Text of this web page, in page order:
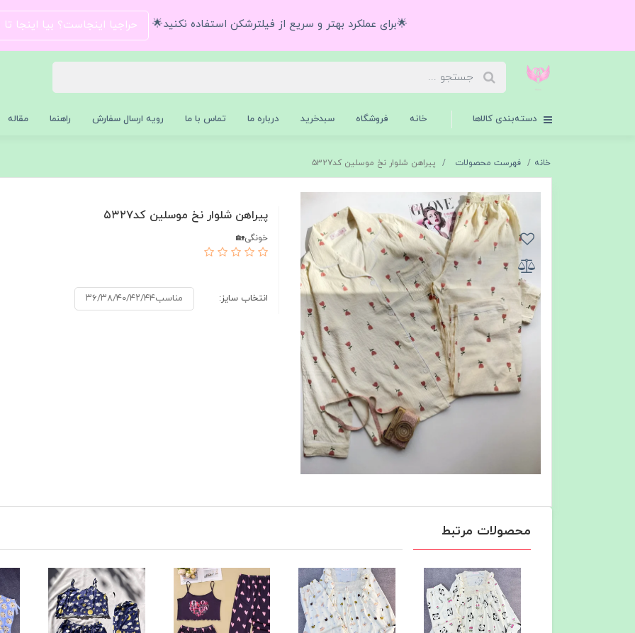
🌟برای عملکرد بهتر و سریع از فیلترشکن استفاده نکنید🌟 حراجیا اینجاست؟ بیا اینجا
دسته‌بندی کالاها خانه فروشگاه سبدخرید درباره ما تماس با ما رویه ارسال سفارش راهنما مقاله
خانه فهرست محصولات پیراهن شلوار نخ موسلین کد۵۳۲۷
پیراهن شلوار نخ موسلین کد۵۳۲۷
خونگی🏡
انتخاب سایز: مناسب۳۶/۳۸/۴۰/۴۲/۴۴
محصولات مرتبط